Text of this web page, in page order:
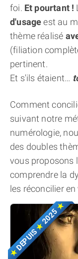
foi. Et pourtant !
d'usageest au
thème réalisé
(filiation
pertinent.
Et s'ils étaient…
Comment
suivant notre
numérologie,
des doubles
vous proposons
comprendre la
les réconcilier en
★DEPUIS★2025★